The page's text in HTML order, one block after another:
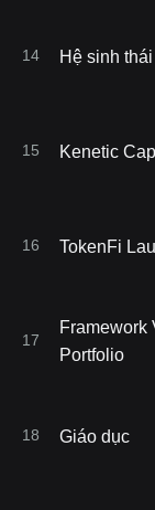
14 Hệ sinh
15 Kenetic
16 TokenFi
17
Framework
Portfolio
18 Giáo dục